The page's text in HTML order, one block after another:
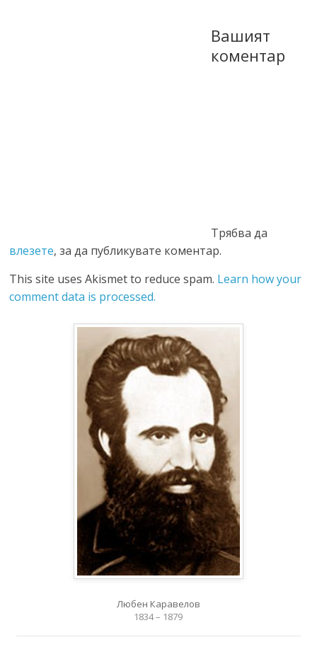
Вашият
коментар
Трябва да
влезете, за да публикувате коментар.
This site uses Akismet to reduce spam. Learn how your
comment data is processed.
Любен Каравелов
1834 – 1879